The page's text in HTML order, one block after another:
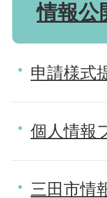
情報公
申請様式
個人情報
三田市情